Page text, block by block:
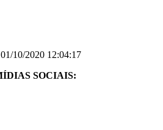
10/2020 12:04:17
SOCIAIS: